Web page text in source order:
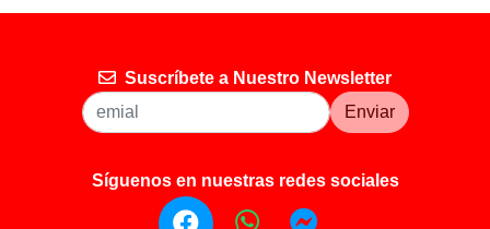
Suscríbete a Nuestro Newsletter
Enviar
Síguenos en nuestras redes sociales